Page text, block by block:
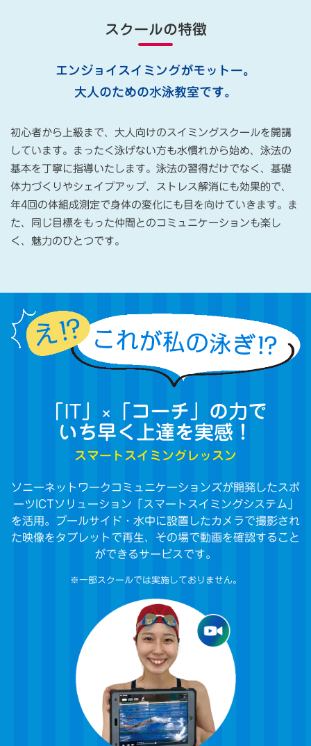
スクールの特徴
エンジョイスイミングがモットー。
大人のための水泳教室です。
初心者から上級まで、大人向けのスイミングスクールを開講
しています。まったく泳げない方も水慣れから始め、泳法の
基本を丁寧に指導いたします。泳法の習得だけでなく、基礎
体力づくりやシェイプアップ、ストレス解消にも効果的で、
年4回の体組成測定で身体の変化にも目を向けていきます。ま
た、同じ目標をもった仲間とのコミュニケーションも楽し
く、魅力のひとつです。
「IT」×「コーチ」の力で
いち早く上達を実感！
スマートスイミングレッスン
ソニーネットワークコミュニケーションズが開発したスポ
ーツICTソリューション「スマートスイミングシステム」
を活用。プールサイド・水中に設置したカメラで撮影され
た映像をタブレットで再生、その場で動画を確認すること
ができるサービスです。
※一部スクールでは実施しておりません。